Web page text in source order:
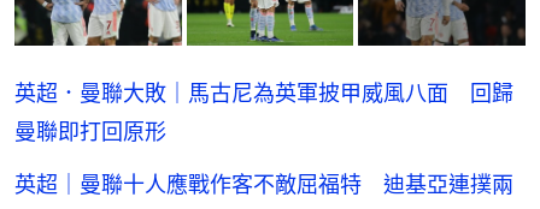
英超．曼聯大敗｜馬古尼為英軍披甲威風八面 回歸
曼聯即打回原形
英超｜曼聯十人應戰作客不敵屈福特 迪基亞連撲兩